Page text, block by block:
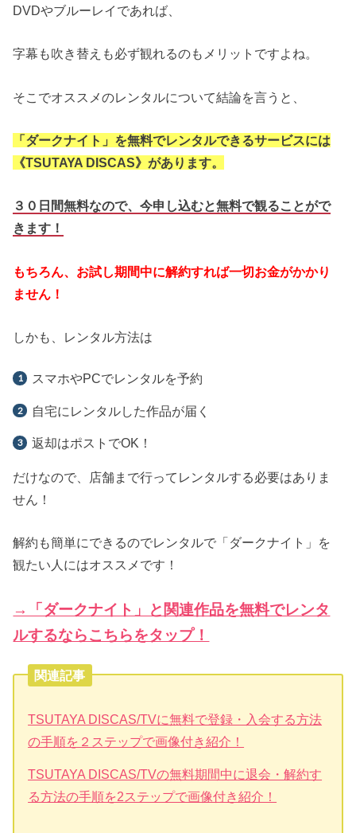
DVDやブルーレイであれば、
字幕も吹き替えも必ず観れるのもメリットですよね。
そこでオススメのレンタルについて結論を言うと、
「ダークナイト」を無料でレンタルできるサービスには
《TSUTAYA DISCAS》があります。
３０日間無料なので、今申し込むと無料で観ることがで
きます！
もちろん、お試し期間中に解約すれば一切お金がかかり
ません！
しかも、レンタル方法は
スマホやPCでレンタルを予約
自宅にレンタルした作品が届く
返却はポストでOK！
だけなので、店舗まで行ってレンタルする必要はありま
せん！
解約も簡単にできるのでレンタルで「ダークナイト」を
観たい人にはオススメです！
→「ダークナイト」と関連作品を無料でレンタ
ルするならこちらをタップ！
関連記事
TSUTAYA DISCAS/TVに無料で登録・入会する方法
の手順を２ステップで画像付き紹介！
TSUTAYA DISCAS/TVの無料期間中に退会・解約す
る方法の手順を2ステップで画像付き紹介！